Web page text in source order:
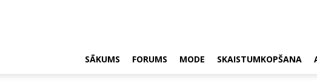
SĀKUMS FORUMS MODE SKAISTUMKOPŠANA